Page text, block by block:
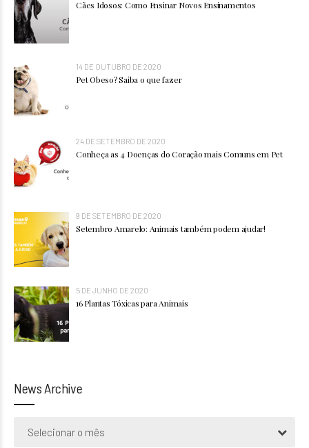
Cães Idosos: Como Ensinar Novos Ensinamentos
14 DE OUTUBRO DE 2020
Pet Obeso? Saiba o que fazer
24 DE SETEMBRO DE 2020
Conheça as 4 Doenças do Coração mais Comuns em Pet
9 DE SETEMBRO DE 2020
Setembro Amarelo: Animais também podem ajudar!
5 DE JUNHO DE 2020
16 Plantas Tóxicas para Animais
News Archive
Selecionar o mês